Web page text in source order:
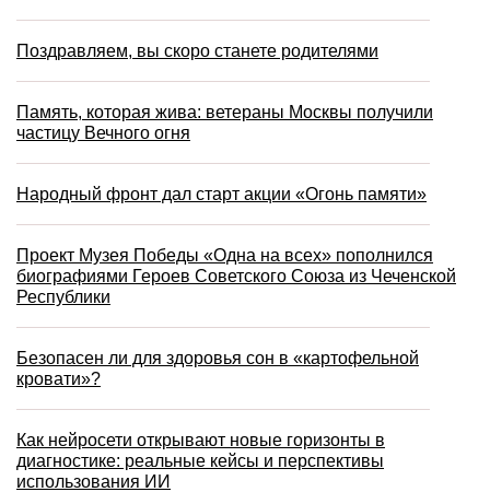
Поздравляем, вы скоро станете родителями
Память, которая жива: ветераны Москвы получили
частицу Вечного огня
Народный фронт дал старт акции «Огонь памяти»
Проект Музея Победы «Одна на всех» пополнился
биографиями Героев Советского Союза из Чеченской
Республики
Безопасен ли для здоровья сон в «картофельной
кровати»?
Как нейросети открывают новые горизонты в
диагностике: реальные кейсы и перспективы
использования ИИ